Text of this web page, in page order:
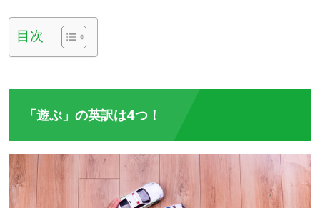
目次
「遊ぶ」の英訳は4つ！